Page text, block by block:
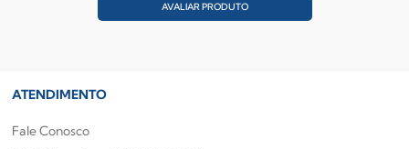
AVALIAR PRODUTO
ATENDIMENTO
Fale Conosco